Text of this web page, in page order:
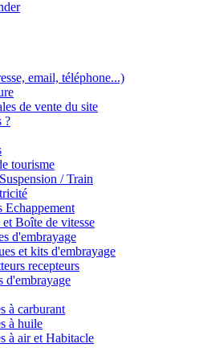
email, téléphone...)
de vente du site
?
tourisme
/ Train
Echappement
Boîte de vitesse
d'embrayage
et kits d'embrayage
recepteurs
d'embrayage
à carburant
à huile
à air et Habitacle